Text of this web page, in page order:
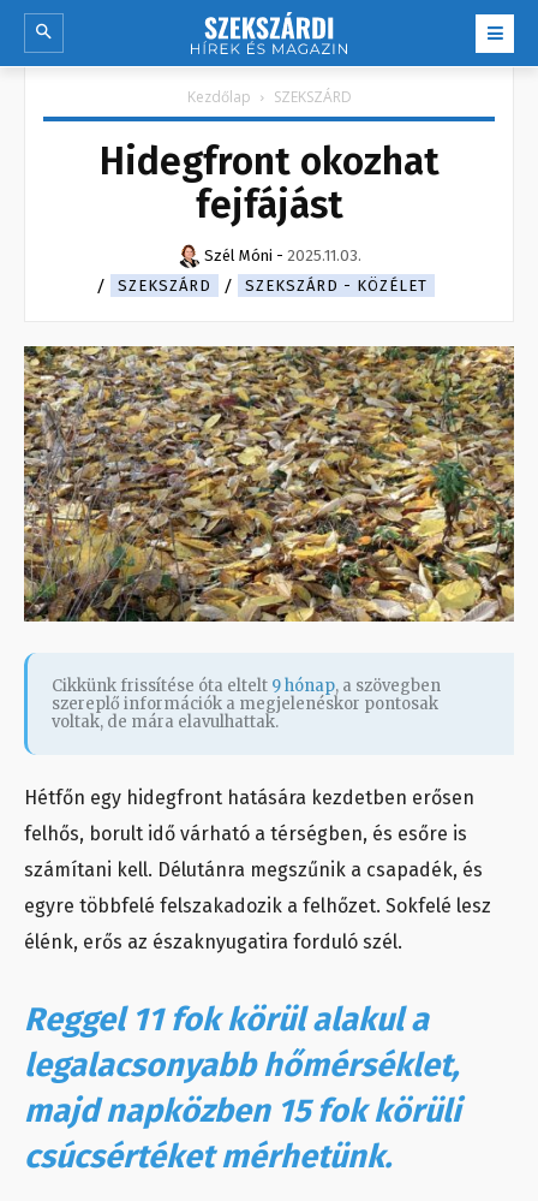
Kezdőlap SZEKSZÁRD
Hidegfront okozhat
fejfájást
Szél Móni - 2025.11.03.
SZEKSZÁRD
SZEKSZÁRD - KÖZÉLET
Cikkünk frissítése óta eltelt 9 hónap, a szövegben
szereplő információk a megjelenéskor pontosak
voltak, de mára elavulhattak.
Hétfőn egy hidegfront hatására kezdetben erősen
felhős, borult idő várható a térségben, és esőre is
számítani kell. Délutánra megszűnik a csapadék, és
egyre többfelé felszakadozik a felhőzet. Sokfelé lesz
élénk, erős az északnyugatira forduló szél.
Reggel 11 fok körül alakul a
legalacsonyabb hőmérséklet,
majd napközben 15 fok körüli
csúcsértéket mérhetünk.